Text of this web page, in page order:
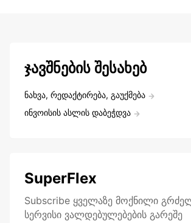
ჯავშნების შესახებ
ნახვა, რედაქტირება, გაუქმება
ინვოისის ასლის დაბეჭდვა
SuperFlex
Subscribe ყველაზე მოქნილი
სერვისი ვალდებულებების გარეშე